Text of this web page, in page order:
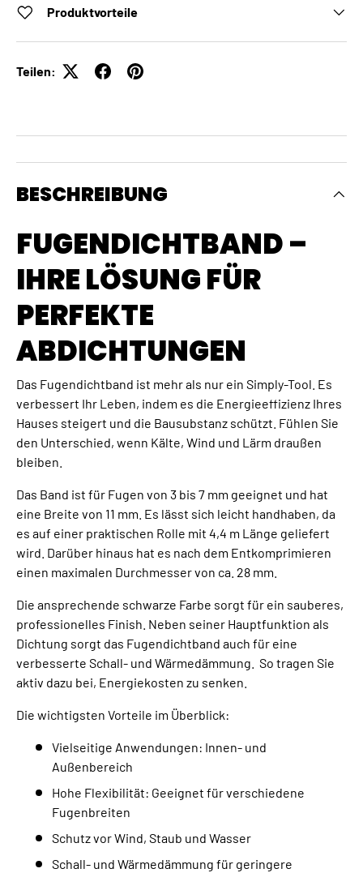
Produktvorteile
Teilen:
BESCHREIBUNG
FUGENDICHTBAND –
IHRE LÖSUNG FÜR
PERFEKTE
ABDICHTUNGEN
Das Fugendichtband ist mehr als nur ein Simply-Tool. Es
verbessert Ihr Leben, indem es die Energieeffizienz Ihres
Hauses steigert und die Bausubstanz schützt. Fühlen Sie
den Unterschied, wenn Kälte, Wind und Lärm draußen
bleiben.
Das Band ist für Fugen von 3 bis 7 mm geeignet und hat
eine Breite von 11 mm. Es lässt sich leicht handhaben, da
es auf einer praktischen Rolle mit 4,4 m Länge geliefert
wird. Darüber hinaus hat es nach dem Entkomprimieren
einen maximalen Durchmesser von ca. 28 mm.
Die ansprechende schwarze Farbe sorgt für ein sauberes,
professionelles Finish. Neben seiner Hauptfunktion als
Dichtung sorgt das Fugendichtband auch für eine
verbesserte Schall- und Wärmedämmung. So tragen Sie
aktiv dazu bei, Energiekosten zu senken.
Die wichtigsten Vorteile im Überblick:
Vielseitige Anwendungen: Innen- und
Außenbereich
Hohe Flexibilität: Geeignet für verschiedene
Fugenbreiten
Schutz vor Wind, Staub und Wasser
Schall- und Wärmedämmung für geringere